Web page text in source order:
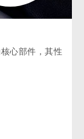
心部件，其性